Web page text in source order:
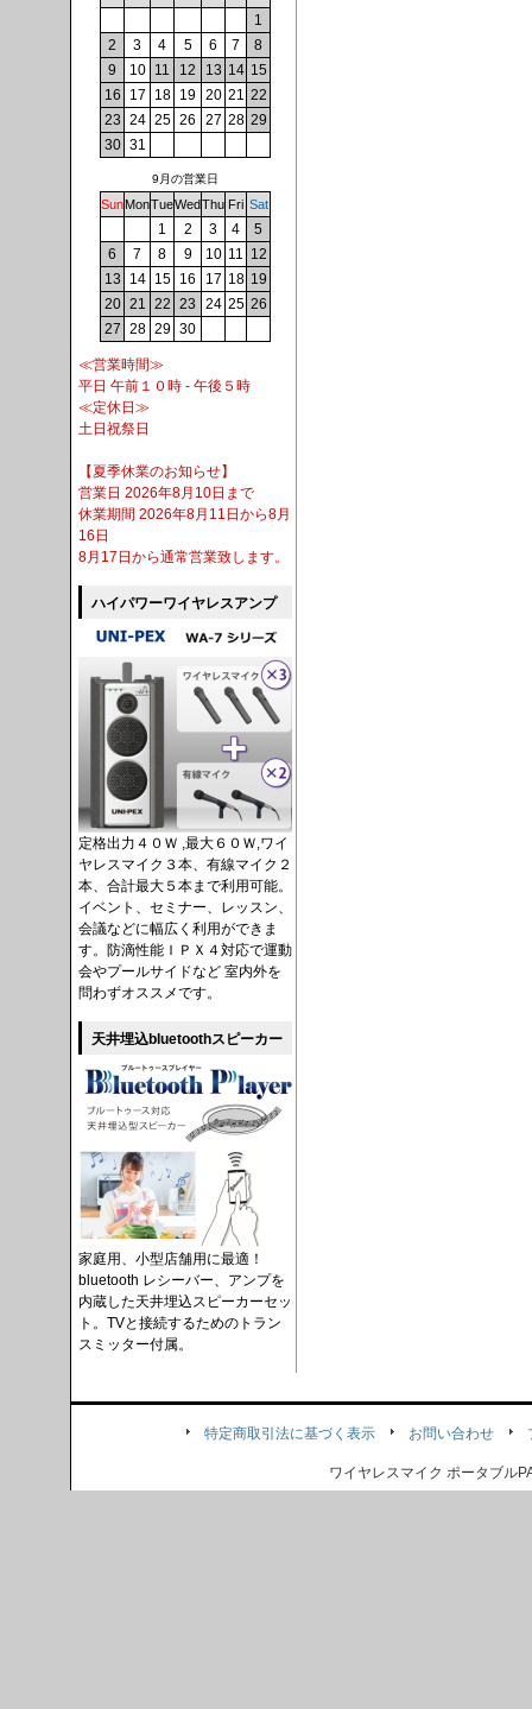
1
2
3 4 5 6 7
8
9
10 11 12 13 14 15
16
17 18 19 20 21 22
23 24 25 26 27 28 29
30 31
9月の営業日
SunMonTueWedThu Fri Sat
1 2 3 4
5
6
7 8 9 10 11 12
13
14 15 16 17 18 19
20 21 22 23 24 25 26
27 28 29 30
≪営業時間≫
平日 午前１０時 - 午後５時
≪定休日≫
土日祝祭日
【夏季休業のお知らせ】
営業日 2026年8月10日まで
休業期間 2026年8月11日から8月
16日
8月17日から通常営業致します。
ハイパワーワイヤレスアンプ
定格出力４０Ｗ ,最大６０Ｗ,ワイ
ヤレスマイク３本、有線マイク２
本、合計最大５本まで利用可能。
イベント、セミナー、レッスン、
会議などに幅広く利用ができま
す。防滴性能ＩＰＸ４対応で運動
会やプールサイドなど 室内外を
問わずオススメです。
天井埋込bluetoothスピーカー
家庭用、小型店舗用に最適！
bluetooth レシーバー、アンプを
内蔵した天井埋込スピーカーセッ
ト。TVと接続するためのトラン
スミッター付属。
特定商取引法に基づく表示 お問い合わせ
ワイヤレスマイク ポータブル